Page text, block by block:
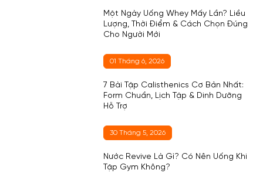
Một Ngày Uống Whey Mấy Lần? Liều
Lượng, Thời Điểm & Cách Chọn Đúng
Cho Người Mới
01 Tháng 6, 2026
7 Bài Tập Calisthenics Cơ Bản Nhất:
Form Chuẩn, Lịch Tập & Dinh Dưỡng
Hỗ Trợ
30 Tháng 5, 2026
Nước Revive Là Gì? Có Nên Uống Khi
Tập Gym Không?